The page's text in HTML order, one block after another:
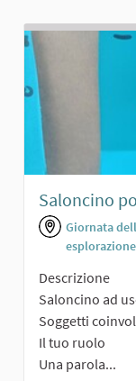
Saloncino
Giornata
esplorazione
Descrizione
Saloncino ad
Soggetti
Il tuo ruolo
Una parola...